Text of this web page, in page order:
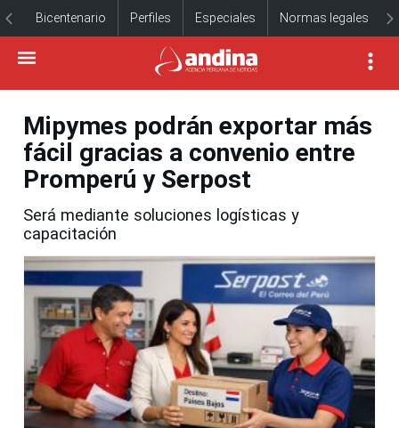
Bicentenario Perfiles Especiales Normas legales
Mipymes podrán exportar más
fácil gracias a convenio entre
Promperú y Serpost
Será mediante soluciones logísticas y
capacitación